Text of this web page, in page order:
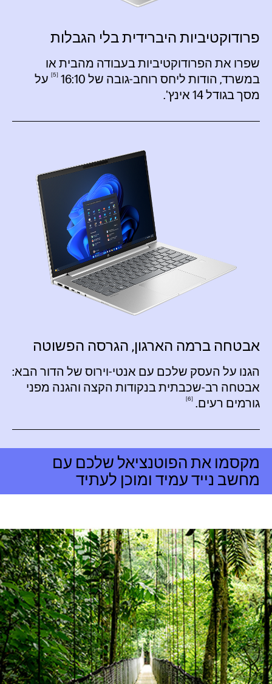
פרודוקטיביות היברידית בלי הגבלות
שפרו את הפרודוקטיביות בעבודה מהבית או
במשרד, הודות ליחס רוחב-גובה של 16:10
5
על
מסך בגודל 14 אינץ'.
אבטחה ברמה הארגון, הגרסה הפשוטה
הגנו על העסק שלכם עם אנטי-וירוס של הדור הבא:
אבטחה רב-שכבתית בנקודות הקצה והגנה מפני
גורמים רעים. 6
מקסמו את הפוטנציאל שלכם עם
מחשב נייד עמיד ומוכן לעתיד